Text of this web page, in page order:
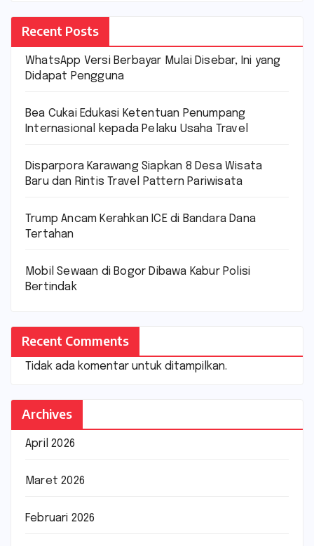
Recent Posts
WhatsApp Versi Berbayar Mulai Disebar, Ini yang
Didapat Pengguna
Bea Cukai Edukasi Ketentuan Penumpang
Internasional kepada Pelaku Usaha Travel
Disparpora Karawang Siapkan 8 Desa Wisata
Baru dan Rintis Travel Pattern Pariwisata
Trump Ancam Kerahkan ICE di Bandara Dana
Tertahan
Mobil Sewaan di Bogor Dibawa Kabur Polisi
Bertindak
Recent Comments
Tidak ada komentar untuk ditampilkan.
Archives
April 2026
Maret 2026
Februari 2026